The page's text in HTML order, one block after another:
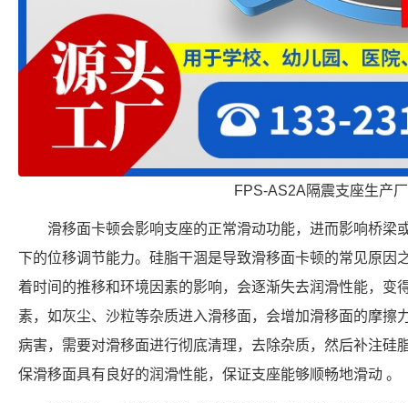
FPS-AS2A隔震支座生产
滑移面卡顿会影响支座的正常滑动功能，进而影响桥梁
下的位移调节能力。硅脂干涸是导致滑移面卡顿的常见原因
着时间的推移和环境因素的影响，会逐渐失去润滑性能，变
素，如灰尘、沙粒等杂质进入滑移面，会增加滑移面的摩擦
病害，需要对滑移面进行彻底清理，去除杂质，然后补注硅
保滑移面具有良好的润滑性能，保证支座能够顺畅地滑动 。